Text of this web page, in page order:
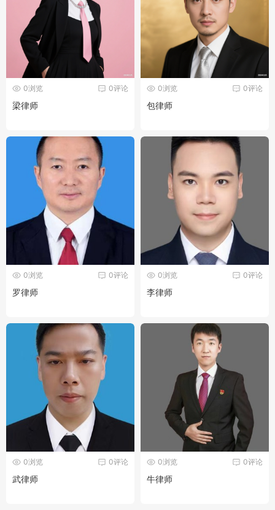
0评论
0浏览
梁律师
0评论
0浏览
包律师
0评论
0浏览
罗律师
0评论
0浏览
李律师
0评论
0浏览
武律师
0评论
0浏览
牛律师